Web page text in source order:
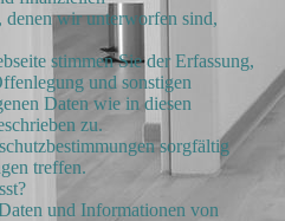
wir unterworfen sind,
stimmen Sie der Erfassung,
und sonstigen
Daten wie in diesen
zu.
sorgfältig
treffen.
und Informationen von